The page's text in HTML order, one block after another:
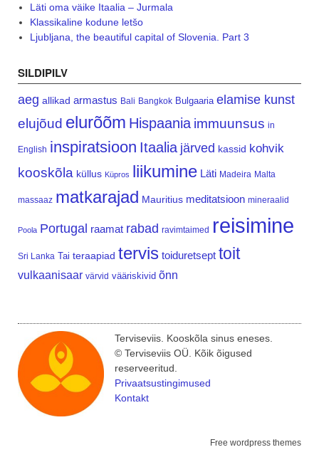
Läti oma väike Itaalia – Jurmala
Klassikaline kodune letšo
Ljubljana, the beautiful capital of Slovenia. Part 3
SILDIPILV
aeg allikad armastus Bali Bangkok Bulgaaria elamise kunst
elujõud elurõõm Hispaania immuunsus in
English inspiratsioon Itaalia järved kassid kohvik
kooskõla küllus Küpros liikumine Läti Madeira Malta
massaaz matkarajad Mauritius meditatsioon mineraalid
Poola Portugal raamat rabad ravimtaimed reisimine
Sri Lanka Tai teraapiad tervis toiduretsept toit
vulkaanisaar värvid vääriskivid õnn
Terviseviis. Kooskõla sinus eneses.
© Terviseviis OÜ. Kõik õigused
reserveeritud.
Privaatsustingimused
Kontakt
Free wordpress themes